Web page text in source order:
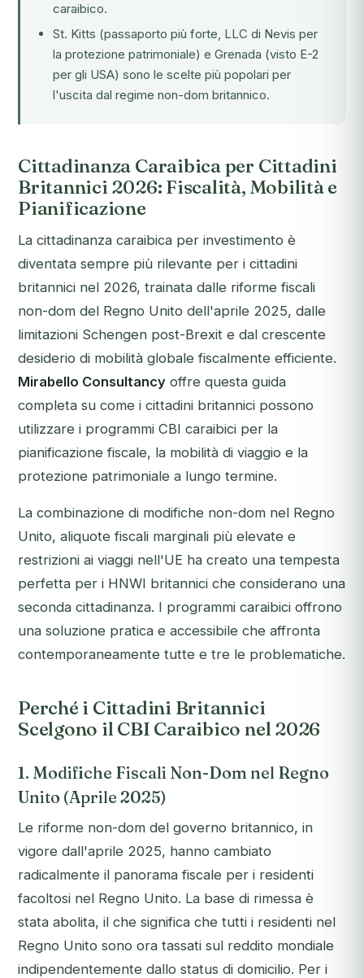
caraibico.
St. Kitts (passaporto più forte, LLC di Nevis per
la protezione patrimoniale) e Grenada (visto E-2
per gli USA) sono le scelte più popolari per
l'uscita dal regime non-dom britannico.
Cittadinanza Caraibica per Cittadini
Britannici 2026: Fiscalità, Mobilità e
Pianificazione
La cittadinanza caraibica per investimento è
diventata sempre più rilevante per i cittadini
britannici nel 2026, trainata dalle riforme fiscali
non-dom del Regno Unito dell'aprile 2025, dalle
limitazioni Schengen post-Brexit e dal crescente
desiderio di mobilità globale fiscalmente efficiente.
Mirabello Consultancy offre questa guida
completa su come i cittadini britannici possono
utilizzare i programmi CBI caraibici per la
pianificazione fiscale, la mobilità di viaggio e la
protezione patrimoniale a lungo termine.
La combinazione di modifiche non-dom nel Regno
Unito, aliquote fiscali marginali più elevate e
restrizioni ai viaggi nell'UE ha creato una tempesta
perfetta per i HNWI britannici che considerano una
seconda cittadinanza. I programmi caraibici offrono
una soluzione pratica e accessibile che affronta
contemporaneamente tutte e tre le problematiche.
Perché i Cittadini Britannici
Scelgono il CBI Caraibico nel 2026
1. Modifiche Fiscali Non-Dom nel Regno
Unito (Aprile 2025)
Le riforme non-dom del governo britannico, in
vigore dall'aprile 2025, hanno cambiato
radicalmente il panorama fiscale per i residenti
facoltosi nel Regno Unito. La base di rimessa è
stata abolita, il che significa che tutti i residenti nel
Regno Unito sono ora tassati sul reddito mondiale
indipendentemente dallo status di domicilio. Per i